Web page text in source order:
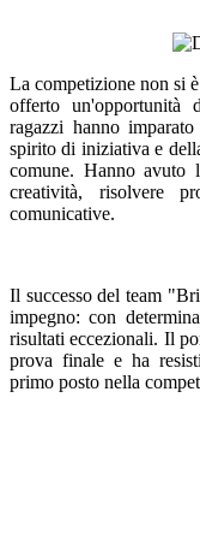
La competizione non si
offerto un'opportunità
ragazzi hanno
spirito di iniziativa e
comune. Hanno avuto
creatività, risolvere
comunicative.
Il successo del team
impegno: con
risultati eccezionali. Il
prova finale e ha
primo posto nella